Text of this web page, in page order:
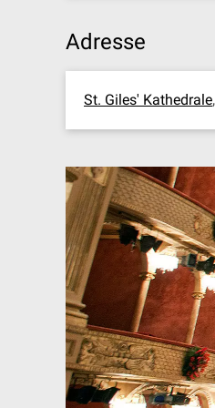
Adresse
St. Giles' Kathedrale